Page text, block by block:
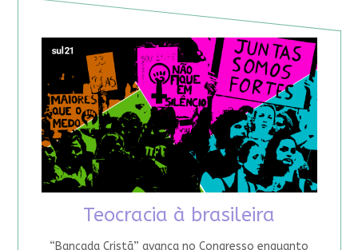
Teocracia à brasileira
“Bancada Cristã” avança no Congresso enquanto